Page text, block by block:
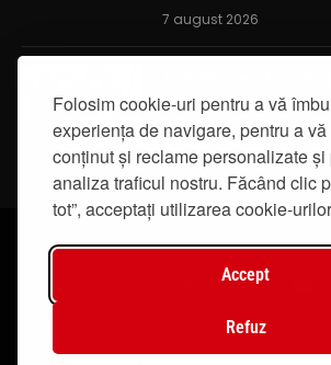
Folosim cookie-uri pentru a vă
experiența de navigare, pentru a
conținut și reclame personalizate și
analiza traficul nostru. Făcând clic
tot”, acceptați utilizarea cookie-
Accept
Refuz
7 august 2026
integrității
7 august 2026
© 2019 - IasiTV Life. Toate drepturile